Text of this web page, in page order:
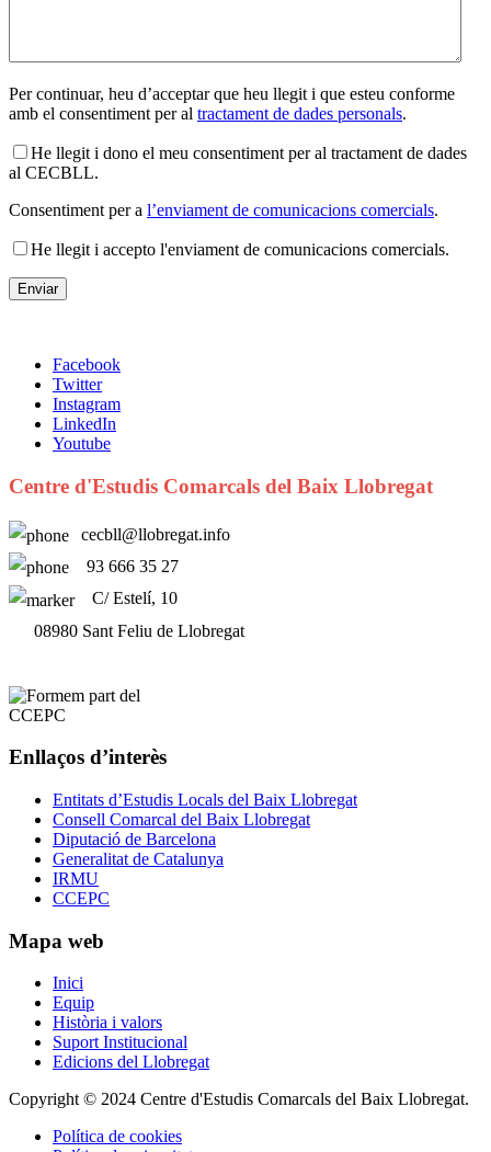
Per continuar, heu d’acceptar que heu llegit i que esteu conforme
amb el consentiment per al tractament de dades personals.
He llegit i dono el meu consentiment per al tractament de dades
al CECBLL.
Consentiment per a l’enviament de comunicacions comercials.
He llegit i accepto l'enviament de comunicacions comercials.
Facebook
Twitter
Instagram
LinkedIn
Youtube
Centre d'Estudis Comarcals del Baix Llobregat
cecbll@llobregat.info
93 666 35 27
C/ Estelí, 10
08980 Sant Feliu de Llobregat
Enllaços d’interès
Entitats d’Estudis Locals del Baix Llobregat
Consell Comarcal del Baix Llobregat
Diputació de Barcelona
Generalitat de Catalunya
IRMU
CCEPC
Mapa web
Inici
Equip
Història i valors
Suport Institucional
Edicions del Llobregat
Copyright © 2024 Centre d'Estudis Comarcals del Baix Llobregat.
Política de cookies